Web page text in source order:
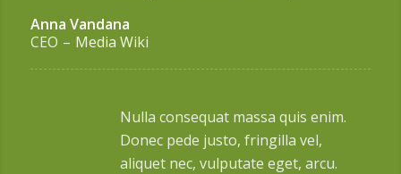
Anna Vandana
CEO – Media Wiki
Nulla consequat massa quis enim.
Donec pede justo, fringilla vel,
aliquet nec, vulputate eget, arcu.